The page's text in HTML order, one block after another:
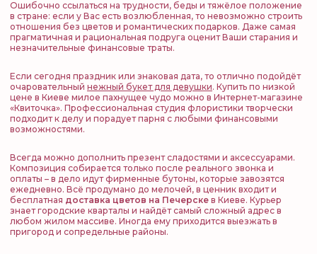
Ошибочно ссылаться на трудности, беды и тяжёлое положение
в стране: если у Вас есть возлюбленная, то невозможно строить
отношения без цветов и романтических подарков. Даже самая
прагматичная и рациональная подруга оценит Ваши старания и
незначительные финансовые траты.
Если сегодня праздник или знаковая дата, то отлично подойдёт
очаровательный нежный букет для девушки. Купить по низкой
цене в Киеве милое пахнущее чудо можно в Интернет-магазине
«Квиточка». Профессиональная студия флористики творчески
подходит к делу и порадует парня с любыми финансовыми
возможностями.
Всегда можно дополнить презент сладостями и аксессуарами.
Композиция собирается только после реального звонка и
оплаты – в дело идут фирменные бутоны, которые завозятся
ежедневно. Всё продумано до мелочей, в ценник входит и
бесплатная доставка цветов на Печерске в Киеве. Курьер
знает городские кварталы и найдёт самый сложный адрес в
любом жилом массиве. Иногда ему приходится выезжать в
пригород и сопредельные районы.